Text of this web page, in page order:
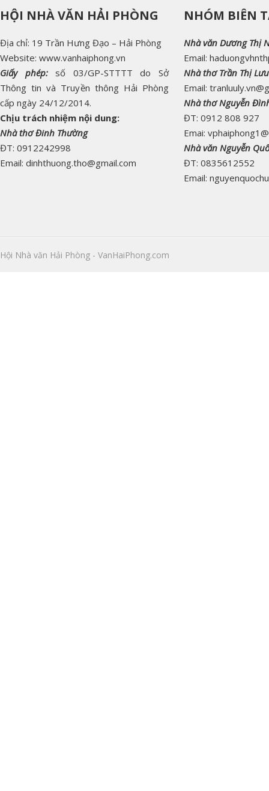
HỘI NHÀ VĂN HẢI PHÒNG
Địa chỉ: 19 Trần Hưng Đạo – Hải Phòng
Website: www.vanhaiphong.vn
Giấy phép:
số 03/GP-STTTT do Sở
Thông tin và Truyền thông Hải Phòng
cấp ngày 24/12/2014.
Chịu trách nhiệm nội dung:
Nhà thơ Đinh Thường
ĐT: 0912242998
Email: dinhthuong.tho@gmail.com
NHÓM BIÊN
Nhà văn Dương Thị
Email:
Nhà thơ Trần Thị
Email:
Nhà thơ Nguyễn
ĐT: 0912 808 927
Emai:
Nhà văn Nguyễn
ĐT: 0835612552
Email:
Hội Nhà văn Hải Phòng - VanHaiPhong.com